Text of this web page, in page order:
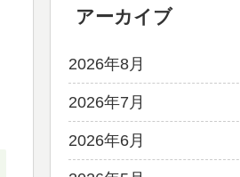
アーカイブ
2026年8月
2026年7月
2026年6月